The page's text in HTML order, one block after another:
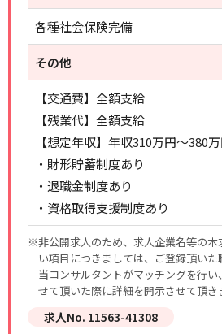
各種社会保険完備
その他
【交通費】全額支給
【残業代】全額支給
【想定年収】年収310万円～380
・財形貯蓄制度あり
・退職金制度あり
・資格取得支援制度あり
※非公開求人のため、求人企業名等の本
い項目につきましては、ご登録頂い
当コンサルタントがマッチングを行
せて頂いた際に詳細を開示させて頂き
求人No. 11563-41308